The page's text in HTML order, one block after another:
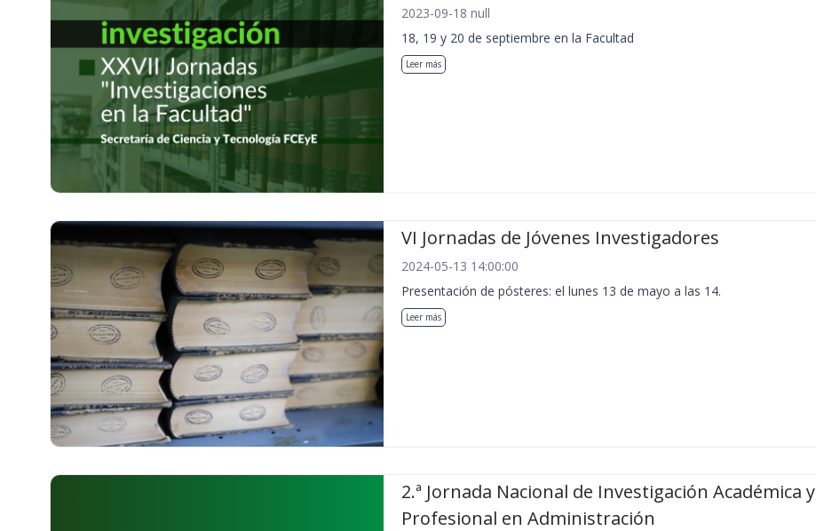
2023-09-18 null
18, 19 y 20 de septiembre en la Facultad
Leer más
VI Jornadas de Jóvenes Investigadores
2024-05-13 14:00:00
Presentación de pósteres: el lunes 13 de mayo a las 14.
Leer más
2.ª Jornada Nacional de Investigación Académica y
Profesional en Administración